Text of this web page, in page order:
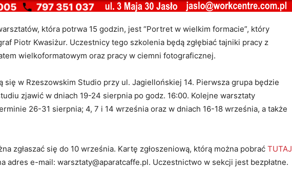
która potrwa 15 godzin, jest “Portret w wielkim formacie”, który
Piotr Kwasiżur. Uczestnicy tego szkolenia będą zgłębiać tajniki pracy z
wielkoformatowym oraz pracy w ciemni fotograficznej.
się w Rzeszowskim Studio przy ul. Jagiellońskiej 14. Pierwsza grupa będzie
zjawić w dniach 19-24 sierpnia po godz. 16:00. Kolejne warsztaty
26-31 sierpnia; 4, 7 i 14 września oraz w dniach 16-18 września, a także
zgłaszać się do 10 września. Kartę zgłoszeniową, którą można pobrać TUTAJ
adres e-mail: warsztaty@aparatcaffe.pl. Uczestnictwo w sekcji jest bezpłatne.